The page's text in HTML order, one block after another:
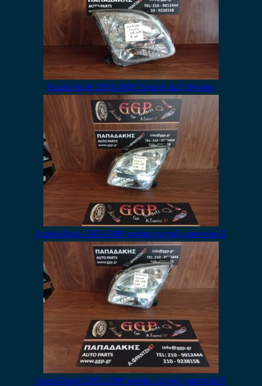
Suzuki Ignis 2003-2008 Εμπρός Δεξί Φανάρι
Suzuki Ignis 2003-2008 φανάρι εμπρός αριστερό Ε
Suzuki Ignis 2003-2008 φανάρι εμπρός αριστερό Ε